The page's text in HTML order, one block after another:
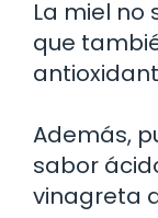
La miel no
que
Además,
sabor
vinagreta